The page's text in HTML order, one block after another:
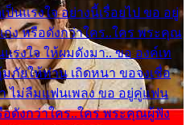
ป็นแรงใจ อย่างนี้เรื่อยไป ขอ อยู่
ก่ง หรือดังกว่าใคร..ใคร พระคุณ
รงใจ ให้ผมดังมา.. ขอ องค์เท
ภัยให้ท่าน เถิดหนา ขอจงเชื่อ
ไม่ลืมแฟนเพลง ขอ อยู่คู่แฟน
อดังกว่าใคร..ใคร พระคุณผู้ฟัง